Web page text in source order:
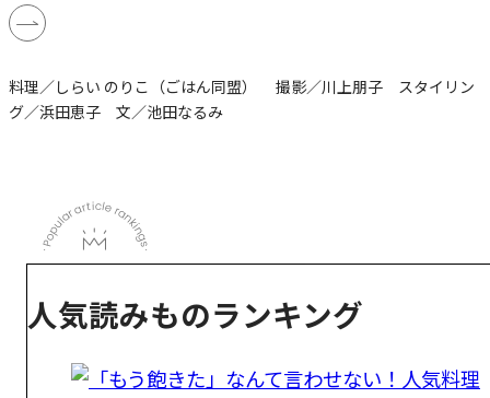
料理／しらい のりこ（ごはん同盟） 撮影／川上朋子 スタイリン
グ／浜田恵子 文／池田なるみ
人気読みものランキング